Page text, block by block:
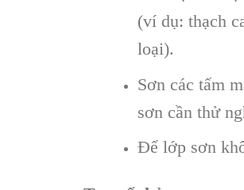
(ví dụ: thạch
loại).
Sơn các tấm
sơn cần thử
Để lớp sơn